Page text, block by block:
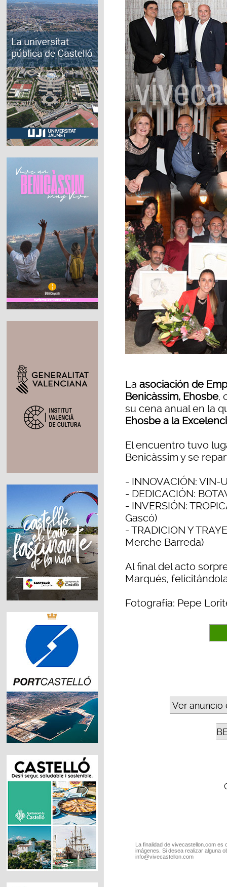
La asociación de
Benicàssim, Ehosbe,
su cena anual en la
Ehosbe a la
El encuentro tuvo
Benicàssim y se
- INNOVACIÓN: VIN-
- DEDICACIÓN:
- INVERSIÓN:
Gascó)
- TRADICION Y
Merche Barreda)
Al final del acto
Marqués,
Fotografía: Pepe
Ver anuncio
La finalidad de vivecastellon.com
imágenes. Si desea realizar alguna
info@vivecastellon.com